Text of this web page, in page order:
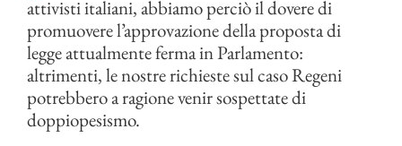
attivisti italiani, abbiamo perciò il dovere di
promuovere l’approvazione della proposta di
legge attualmente ferma in Parlamento:
altrimenti, le nostre richieste sul caso Regeni
potrebbero a ragione venir sospettate di
doppiopesismo.